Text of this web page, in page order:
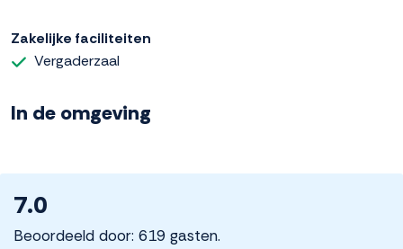
Zakelijke faciliteiten
Vergaderzaal
In de omgeving
7.0
Beoordeeld door: 619 gasten.